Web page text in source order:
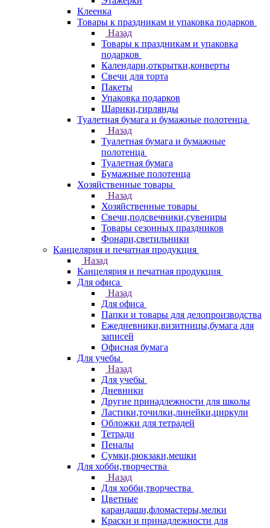
Клеенка
Товары к праздникам и упаковка подарков
Назад
Товары к праздникам и упаковка
подарков
Календари,открытки,конверты
Свечи для торта
Пакеты
Упаковка подарков
Шарики,гирлянды
Туалетная бумага и бумажные полотенца
Назад
Туалетная бумага и бумажные
полотенца
Туалетная бумага
Бумажные полотенца
Хозяйственные товары
Назад
Хозяйственные товары
Свечи,подсвечники,сувениры
Товары сезонных праздников
Фонари,светильники
Канцелярия и печатная продукция
Назад
Канцелярия и печатная продукция
Для офиса
Назад
Для офиса
Папки и товары для делопроизводства
Ежедневники,визитницы,бумага для
записей
Офисная бумага
Для учебы
Назад
Для учебы
Дневники
Другие принадлежности для школы
Ластики,точилки,линейки,циркули
Обложки для тетрадей
Тетради
Пеналы
Сумки,рюкзаки,мешки
Для хобби,творчества
Назад
Для хобби,творчества
Цветные
карандаши,фломастеры,мелки
Краски и принадлежности для